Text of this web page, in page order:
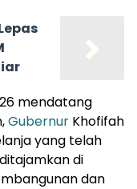
mendatang
Gubernur Khofifah
yang telah
di
dan